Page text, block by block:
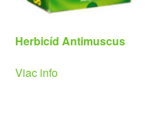
Herbicíd Antimuscus
Viac info